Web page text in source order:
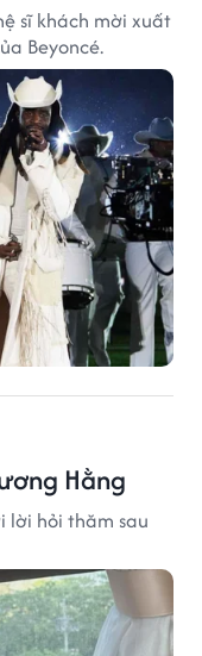
sĩ khách mời xuất
Beyoncé.
Hằng
lời hỏi thăm sau